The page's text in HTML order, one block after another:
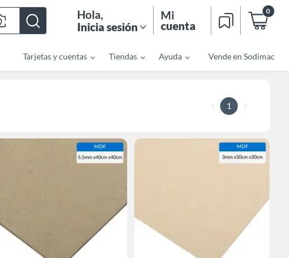
Hola,
Inicia sesión
Mi
cuenta
0
Tarjetas y cuentas Tiendas Ayuda Vende en Sodimac
1